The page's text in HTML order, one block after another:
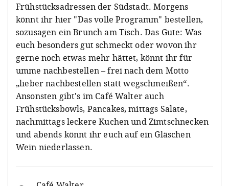
Frühstücksadressen der Südstadt. Morgens
könnt ihr hier "Das volle Programm" bestellen,
sozusagen ein Brunch am Tisch. Das Gute: Was
euch besonders gut schmeckt oder wovon ihr
gerne noch etwas mehr hättet, könnt ihr für
umme nachbestellen – frei nach dem Motto
„lieber nachbestellen statt wegschmeißen“.
Ansonsten gibt's im Café Walter auch
Frühstücksbowls, Pancakes, mittags Salate,
nachmittags leckere Kuchen und Zimtschnecken
und abends könnt ihr euch auf ein Gläschen
Wein niederlassen.